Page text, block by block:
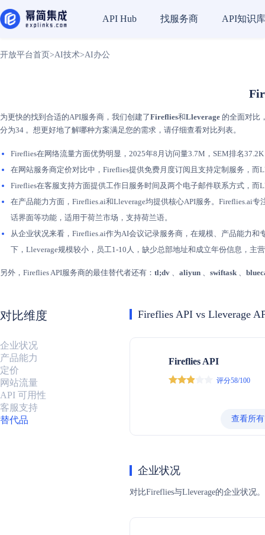
API Hub 找服务商 API知识库
开放平台首页 >AI技术>AI办公
为更快的找到合适的API服务商，我们创建了Fireflies和Lleverage 的全面对比
分为34 。想更好地了解哪种方案满足您的需求，请仔细查看对比列表。
Fireflies在网络流量方面优势明显，2025年8月访问量3.7M，SEM排名
在网站服务商定价对比中，Fireflies提供免费月度订阅且支持定制服务，而
Fireflies在客服支持方面提供工作日服务时间及两个电子邮件联系方式，
在产品能力方面，Fireflies.ai和Lleverage均提供核心API服务。Fireflies.ai
话界面等功能，适用于荷兰市场，支持荷兰语。
从企业状况来看，Fireflies.ai作为AI会议记录服务商，在规模、产品能力
下，Lleverage规模较小，员工1-10人，缺少总部地址和成立年份信息，
另外，Fireflies API服务商的最佳替代者还有： tl;dv 、 aliyun 、 swiftask 、
对比维度
企业状况
产品能力
定价
网站流量
API 可用性
客服支持
替代品
Fireflies API vs Lleverage
Fireflies API
评分58/100
查看所
企业状况
对比Fireflies与Lleverage的企业状况